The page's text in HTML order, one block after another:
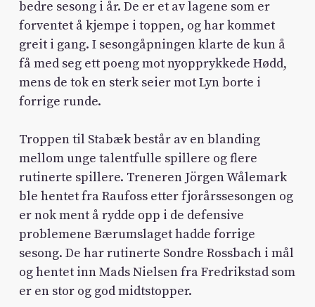
bedre sesong i år. De er et av lagene som er
forventet å kjempe i toppen, og har kommet
greit i gang. I sesongåpningen klarte de kun å
få med seg ett poeng mot nyopprykkede Hødd,
mens de tok en sterk seier mot Lyn borte i
forrige runde.
Troppen til Stabæk består av en blanding
mellom unge talentfulle spillere og flere
rutinerte spillere. Treneren Jörgen Wålemark
ble hentet fra Raufoss etter fjorårssesongen og
er nok ment å rydde opp i de defensive
problemene Bærumslaget hadde forrige
sesong. De har rutinerte Sondre Rossbach i mål
og hentet inn Mads Nielsen fra Fredrikstad som
er en stor og god midtstopper.